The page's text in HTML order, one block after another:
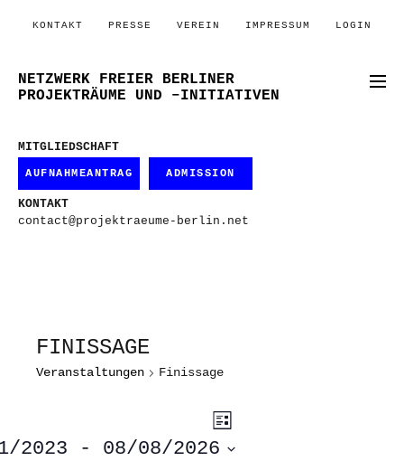
KONTAKT PRESSE VEREIN IMPRESSUM LOGIN
NETZWERK FREIER BERLINER
PROJEKTRÄUME UND –INITIATIVEN
MITGLIEDSCHAFT
AUFNAHMEANTRAG ADMISSION
KONTAKT
contact@projektraeume-berlin.net
FINISSAGE
Veranstaltungen Finissage
ANSICHTEN-
NAVIGATION
VERANSTALTUNG
ANSICHTEN-
Liste
2023 - 08/08/2026